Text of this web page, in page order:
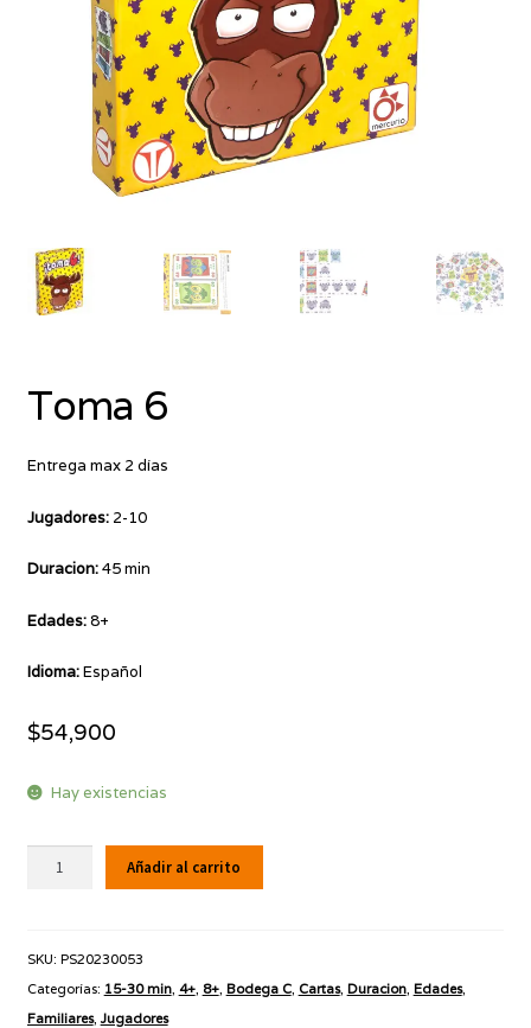
Toma 6
Entrega max 2 días
Jugadores: 2-10
Duracion:45 min
Edades:8+
Idioma:Español
$54,900
Hay existencias
Toma
Añadir al carrito
SKU: PS20230053
Categorías: 15-30 min, 4+, 8+, Bodega C, Cartas, Duracion, Edades,
Familiares, Jugadores